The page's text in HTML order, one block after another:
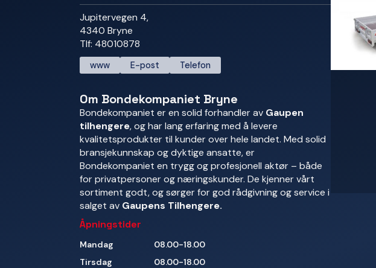
Jupitervegen 4,
4340 Bryne
Tlf: 48010878
www E-post Telefon
Om Bondekompaniet Bryne
Bondekompaniet er en solid forhandler av Gaupen
tilhengere, og har lang erfaring med å levere
kvalitetsprodukter til kunder over hele landet. Med solid
bransjekunnskap og dyktige ansatte, er
Bondekompaniet en trygg og profesjonell aktør – både
for privatpersoner og næringskunder. De kjenner vårt
sortiment godt, og sørger for god rådgivning og service i
salget av Gaupens Tilhengere.
Åpningstider
Mandag
08.00-18.00
Tirsdag
08.00-18.00